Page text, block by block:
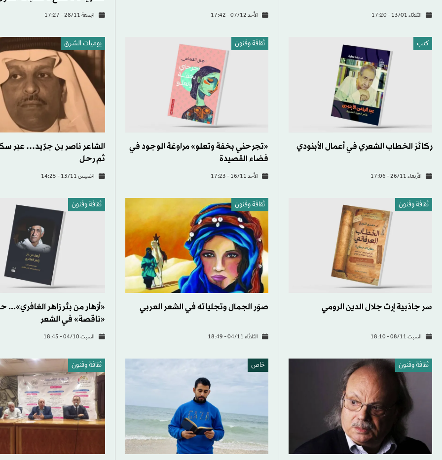
الثلاثاء 13/01 - 17:20 الأحد 07/12 - 17:42 الجمعة 28/11 - 17:27
كتب
ركائز الخطاب الشعري في أعمال الأبنودي
الأربعاء 26/11 - 17:06
ثقافة وفنون
«تجرحني بخفة وتعلو» مراوغة الوجود في
فضاء القصيدة
الأحد 16/11 - 17:23
يوميات الشرق
الشاعر ناصر بن جرّيد… عبَر
ثم رحل
الخميس 13/11 - 14:25
ثقافة وفنون
سر جاذبية إرث جلال الدين الرومي
السبت 08/11 - 18:10
ثقافة وفنون
صوَر الجمال وتجلياته في الشعر العربي
الثلاثاء 04/11 - 18:49
ثقافة وفنون
«أزهار من بئر زاهر الغافري»...
«ناقصة» في الشعر
السبت 04/10 - 18:45
ثقافة وفنون خاص ثقافة وفنون